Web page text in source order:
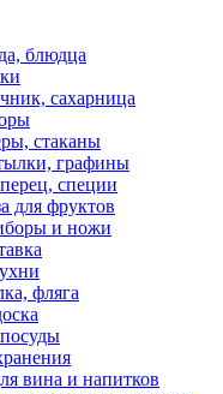
блюдца
сахарница
стаканы
графины
специи
для фруктов
и ножи
фляга
вина и напитков